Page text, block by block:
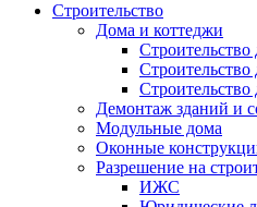
Строительство
Дома и коттеджи
Строительство
Демонтаж зданий и
Модульные дома
Оконные
Разрешение на
ИЖС